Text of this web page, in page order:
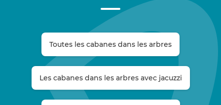
Toutes les cabanes dans les arbres
Les cabanes dans les arbres avec jacuzzi